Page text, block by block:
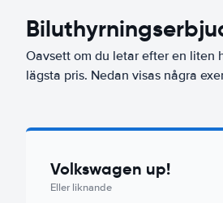
Oavsett om du letar efter en liten
lägsta pris. Nedan visas några
Volkswagen up!
Eller liknande